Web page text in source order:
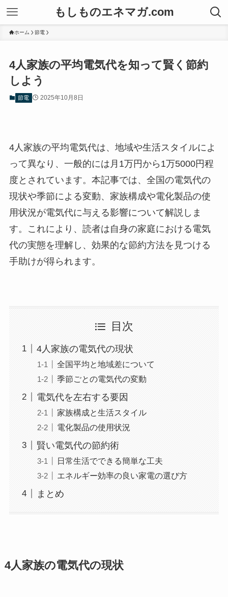
もしものエネマガ.com
ホーム 節電
4人家族の平均電気代を知って賢く節約
しよう
節電 2025年10月8日
4人家族の平均電気代は、地域や生活スタイルによ
って異なり、一般的には月1万円から1万5000円程
度とされています。本記事では、全国の電気代の
現状や季節による変動、家族構成や電化製品の使
用状況が電気代に与える影響について解説しま
す。これにより、読者は自身の家庭における電気
代の実態を理解し、効果的な節約方法を見つける
手助けが得られます。
目次
4人家族の電気代の現状
全国平均と地域差について
季節ごとの電気代の変動
電気代を左右する要因
家族構成と生活スタイル
電化製品の使用状況
賢い電気代の節約術
日常生活でできる簡単な工夫
エネルギー効率の良い家電の選び方
まとめ
4人家族の電気代の現状